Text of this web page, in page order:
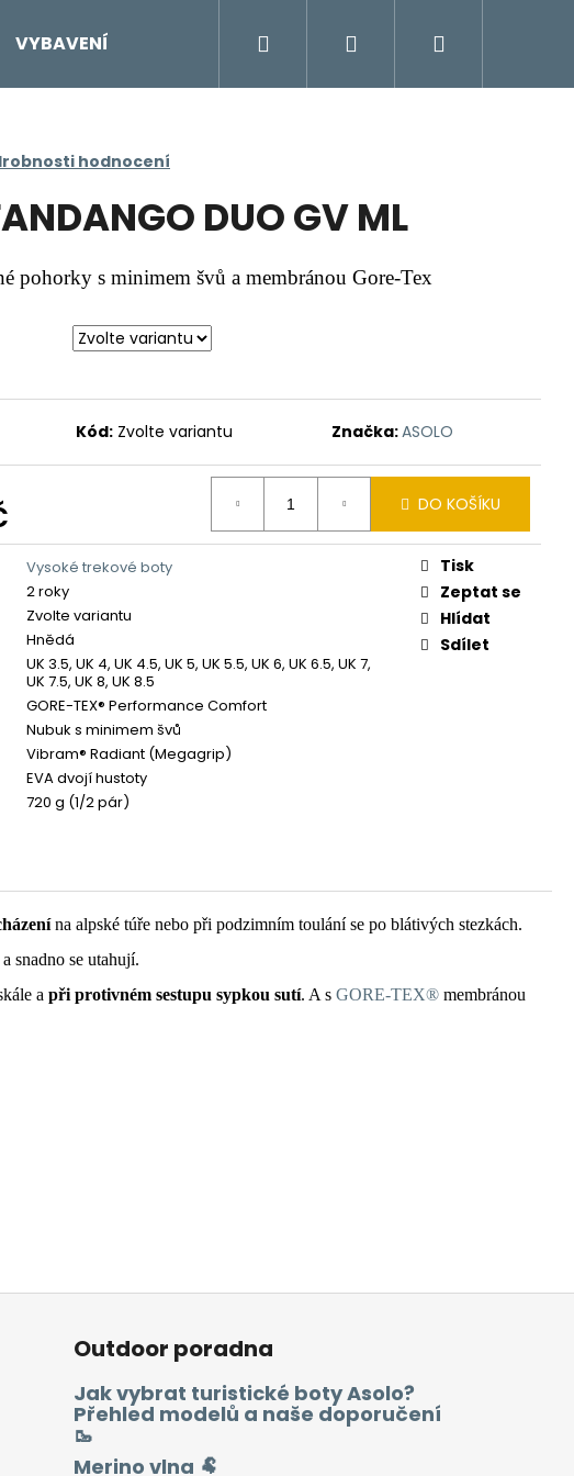
VYBAVENÍ Moje objednávka
Přihlášení
hodnocení
DUO GV ML
pohorky s minimem švů a membránou Gore-Tex
Kód: Zvolte variantu Značka:ASOLO
DO KOŠÍKU
Vysoké trekové boty
2 roky
Zvolte variantu
Hnědá
UK 3.5, UK 4, UK 4.5, UK 5, UK 5.5, UK 6, UK 6.5, UK 7,
UK 7.5, UK 8, UK 8.5
GORE-TEX® Performance Comfort
Nubuk s minimem švů
Vibram® Radiant (Megagrip)
EVA dvojí hustoty
720 g (1/2 pár)
Tisk
Zeptat se
Hlídat
Sdílet
na alpské túře nebo při podzimním toulání se po blátivých stezkách.
snadno se utahují.
a při protivném sestupu sypkou sutí. A s GORE-TEX® membránou
Outdoor poradna
Jak vybrat turistické boty Asolo?
Přehled modelů a naše doporučení
🥾
Merino vlna 🐏